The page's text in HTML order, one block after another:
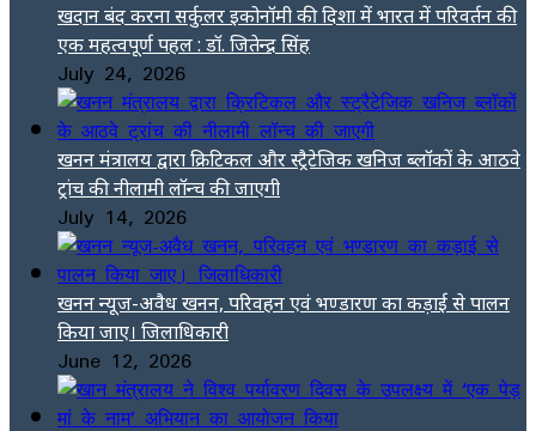
खदान बंद करना सर्कुलर इकोनॉमी की दिशा में भारत में परिवर्तन की
एक महत्वपूर्ण पहल : डॉ. जितेन्द्र सिंह
July 24, 2026
खनन मंत्रालय द्वारा क्रिटिकल और स्ट्रैटेजिक खनिज ब्लॉकों के आठवे
ट्रांच की नीलामी लॉन्च की जाएगी
July 14, 2026
खनन न्यूज-अवैध खनन, परिवहन एवं भण्डारण का कड़ाई से पालन
किया जाए। जिलाधिकारी
June 12, 2026